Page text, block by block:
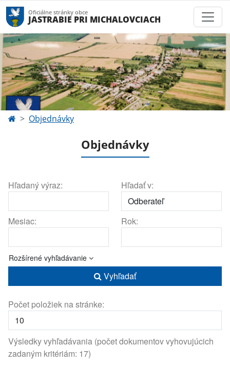
Oficiálne stránky obce
JASTRABIE PRI MICHALOVCIACH
Objednávky
Objednávky
Hľadaný výraz: Hľadať v:
Mesiac: Rok:
Rozšírené vyhľadávanie
Vyhľadať
Počet položiek na stránke:
Výsledky vyhľadávania (počet dokumentov vyhovujúcich
zadaným kritériám: 17)